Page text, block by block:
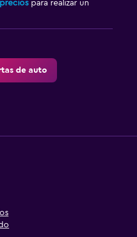
para realizar un
de auto